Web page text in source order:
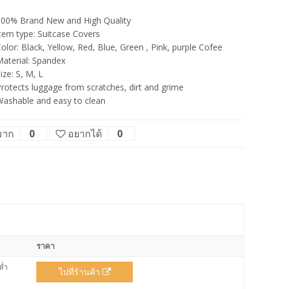
Brand New and High Quality
type: Suitcase Covers
Black, Yellow, Red, Blue, Green , Pink, purple Cofee
Spandex
S, M, L
luggage from scratches, dirt and grime
and easy to clean
ก 0 อยากได้ 0
ราคา
ำ ไปที่ร้านค้า